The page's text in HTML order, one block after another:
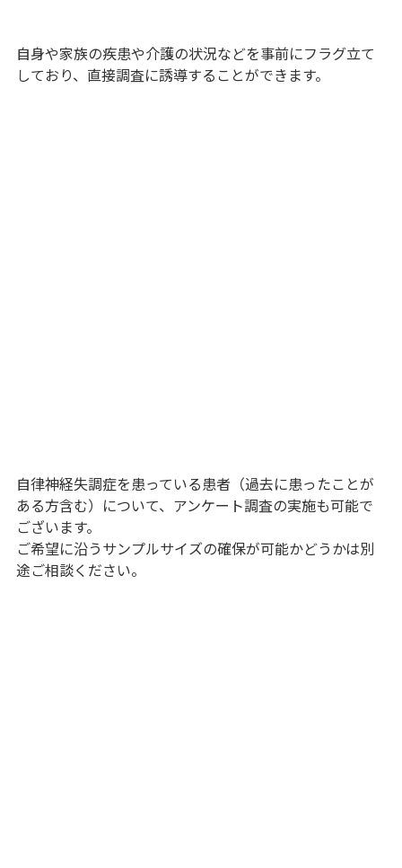
自身や家族の疾患や介護の状況などを事前にフラグ立て
しており、直接調査に誘導することができます。
自律神経失調症を患っている患者（過去に患ったことが
ある方含む）について、アンケート調査の実施も可能で
ございます。
ご希望に沿うサンプルサイズの確保が可能かどうかは別
途ご相談ください。